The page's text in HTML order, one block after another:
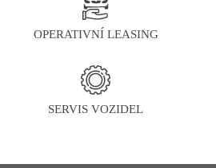
OPERATIVNÍ LEASING
SERVIS VOZIDEL